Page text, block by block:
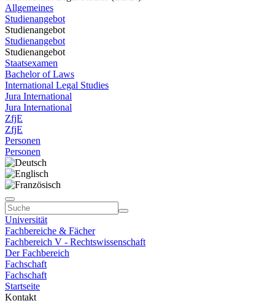
Allgemeines
Studienangebot
Studienangebot
Studienangebot
Studienangebot
Staatsexamen
Bachelor of Laws
International Legal Studies
Jura International
Jura International
ZfjE
ZfjE
Personen
Personen
Universität
Fachbereiche & Fächer
Fachbereich V - Rechtswissenschaft
Der Fachbereich
Fachschaft
Fachschaft
Startseite
Kontakt